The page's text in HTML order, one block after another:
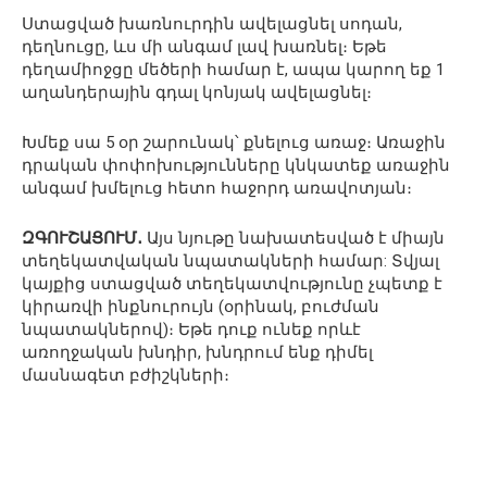
Ստացված խառնուրդին ավելացնել սոդան,
դեղնուցը, ևս մի անգամ լավ խառնել։ Եթե
դեղամիոջցը մեծերի համար է, ապա կարող եք 1
աղանդերային գդալ կոնյակ ավելացնել։
Խմեք սա 5 օր շարունակ՝ քնելուց առաջ։ Առաջին
դրական փոփոխությունները կնկատեք առաջին
անգամ խմելուց հետո հաջորդ առավոտյան։
ԶԳՈՒՇԱՑՈՒՄ․ Այս նյութը նախատեսված է միայն
տեղեկատվական նպատակների համար: Տվյալ
կայքից ստացված տեղեկատվությունը չպետք է
կիրառվի ինքնուրույն (օրինակ, բուժման
նպատակներով)։ Եթե դուք ունեք որևէ
առողջական խնդիր, խնդրում ենք դիմել
մասնագետ բժիշկների։